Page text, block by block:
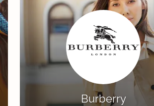
Burberry